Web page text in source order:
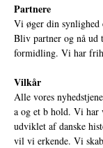
Partnere
Vi øger din synlighed
Bliv partner og nå ud
formidling. Vi har
Vilkår
Alle vores
a og et b hold. Vi har
udviklet af danske
vil vi erkende. Vi